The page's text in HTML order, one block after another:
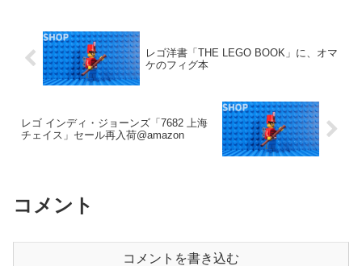
レゴ洋書「THE LEGO BOOK」に、オマ
ケのフィグ本
レゴ インディ・ジョーンズ「7682 上海
チェイス」セール再入荷@amazon
コメント
コメントを書き込む